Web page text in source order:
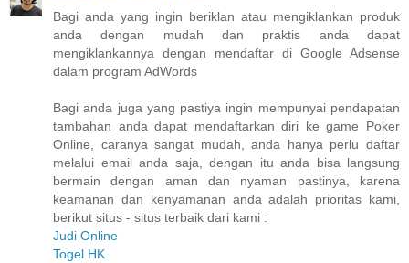
Bagi anda yang ingin beriklan atau mengiklankan produk
anda dengan mudah dan praktis anda dapat
mengiklankannya dengan mendaftar di Google Adsense
dalam program AdWords
Bagi anda juga yang pastiya ingin mempunyai pendapatan
tambahan anda dapat mendaftarkan diri ke game Poker
Online, caranya sangat mudah, anda hanya perlu daftar
melalui email anda saja, dengan itu anda bisa langsung
bermain dengan aman dan nyaman pastinya, karena
keamanan dan kenyamanan anda adalah prioritas kami,
berikut situs - situs terbaik dari kami :
Judi Online
Togel HK